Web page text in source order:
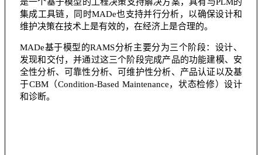
集成工具链，同时MADe也支持并行分析，以确保设计和
维护决策在技术上是有效的，在经济上是合理的。
MADe基于模型的RAMS分析主要分为三个阶段：设计、
发现和交付，并通过这三个阶段完成产品的功能建模、安
全性分析、可靠性分析、可维护性分析、产品认证以及基
于CBM（Condition-Based Maintenance，状态检修）设计
和诊断。